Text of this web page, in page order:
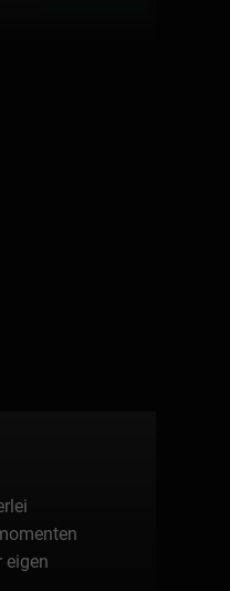
eigen